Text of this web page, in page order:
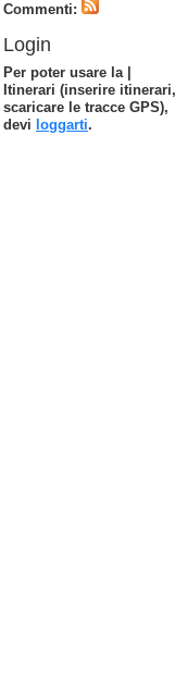
Commenti:
Login
Per poter usare la |
Itinerari (inserire itinerari,
scaricare le tracce GPS),
devi loggarti.